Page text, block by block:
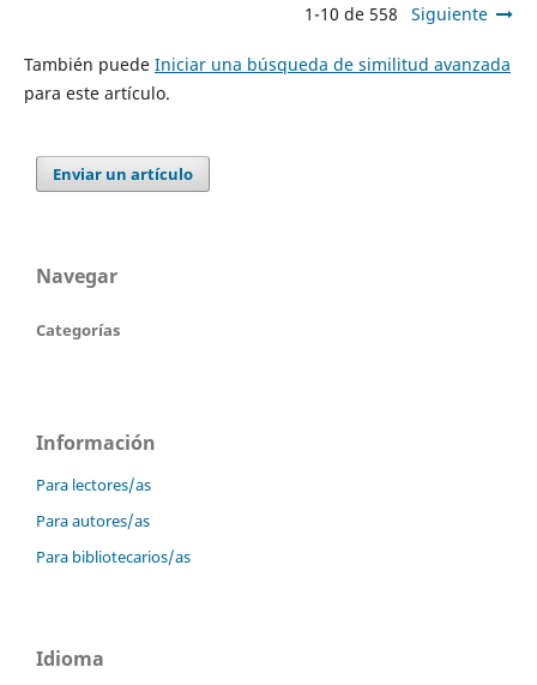
1-10 de 558 Siguiente
También puede Iniciar una búsqueda de similitud avanzada
para este artículo.
Enviar un artículo
Navegar
Categorías
Información
Para lectores/as
Para autores/as
Para bibliotecarios/as
Idioma